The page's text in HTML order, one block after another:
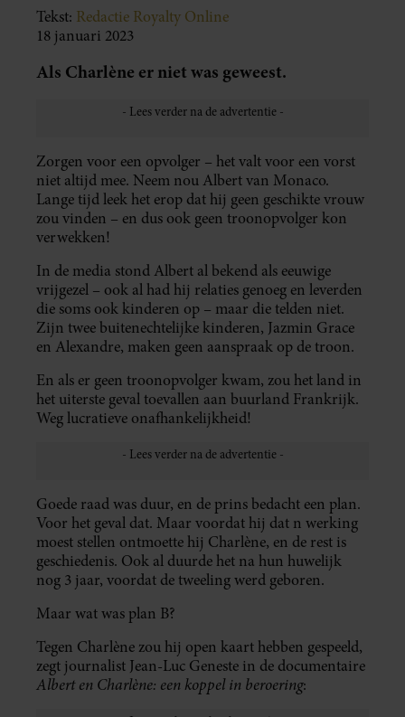
Tekst: Redactie Royalty Online
18 januari 2023
Als Charlène er niet was geweest.
Zorgen voor een opvolger – het valt voor een vorst
niet altijd mee. Neem nou Albert van Monaco.
Lange tijd leek het erop dat hij geen geschikte vrouw
zou vinden – en dus ook geen troonopvolger kon
verwekken!
In de media stond Albert al bekend als eeuwige
vrijgezel – ook al had hij relaties genoeg en leverden
die soms ook kinderen op – maar die telden niet.
Zijn twee buitenechtelijke kinderen, Jazmin Grace
en Alexandre, maken geen aanspraak op de troon.
En als er geen troonopvolger kwam, zou het land in
het uiterste geval toevallen aan buurland Frankrijk.
Weg lucratieve onafhankelijkheid!
Goede raad was duur, en de prins bedacht een plan.
Voor het geval dat. Maar voordat hij dat n werking
moest stellen ontmoette hij Charlène, en de rest is
geschiedenis. Ook al duurde het na hun huwelijk
nog 3 jaar, voordat de tweeling werd geboren.
Maar wat was plan B?
Tegen Charlène zou hij open kaart hebben gespeeld,
zegt journalist Jean-Luc Geneste in de documentaire
Albert en Charlène: een koppel in beroering: